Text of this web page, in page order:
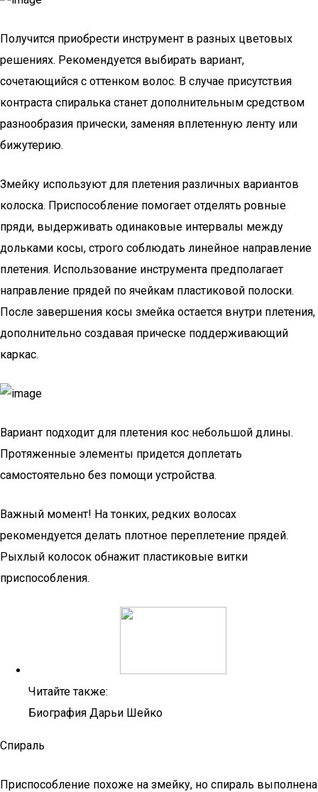
Получится приобрести инструмент в разных цветовых
решениях. Рекомендуется выбирать вариант,
сочетающийся с оттенком волос. В случае присутствия
контраста спиралька станет дополнительным средством
разнообразия прически, заменяя вплетенную ленту или
бижутерию.
Змейку используют для плетения различных вариантов
колоска. Приспособление помогает отделять ровные
пряди, выдерживать одинаковые интервалы между
дольками косы, строго соблюдать линейное направление
плетения. Использование инструмента предполагает
направление прядей по ячейкам пластиковой полоски.
После завершения косы змейка остается внутри плетения,
дополнительно создавая прическе поддерживающий
каркас.
Вариант подходит для плетения кос небольшой длины.
Протяженные элементы придется доплетать
самостоятельно без помощи устройства.
Важный момент! На тонких, редких волосах
рекомендуется делать плотное переплетение прядей.
Рыхлый колосок обнажит пластиковые витки
приспособления.
Читайте также:
Биография Дарьи Шейко
Спираль
Приспособление похоже на змейку, но спираль выполнена